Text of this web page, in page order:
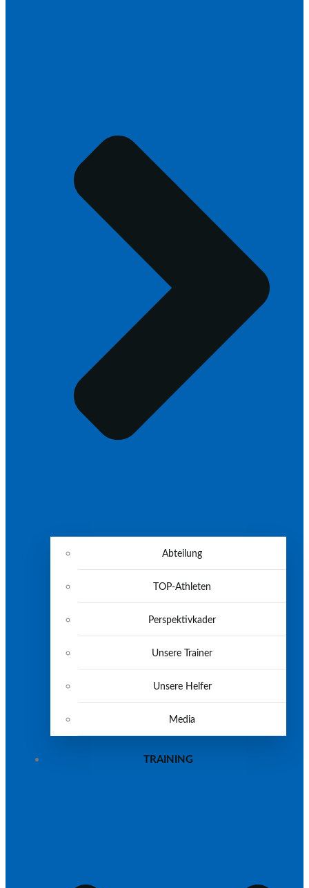
Abteilung
TOP-Athleten
Perspektivkader
Unsere Trainer
Unsere Helfer
Media
TRAINING